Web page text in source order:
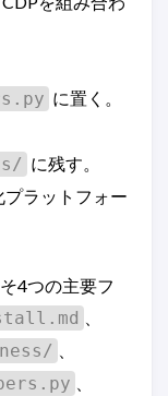
に置く。
に残す。
ラットフォー
4つの主要フ